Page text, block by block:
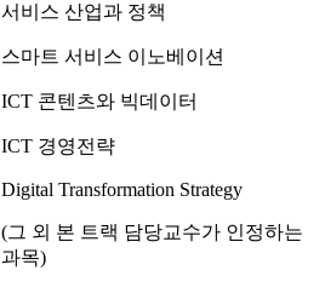
서비스 산업과 정책
스마트 서비스 이노베이션
ICT 콘텐츠와 빅데이터
ICT 경영전략
Digital Transformation Strategy
(그 외 본 트랙 담당교수가 인정하는
과목)